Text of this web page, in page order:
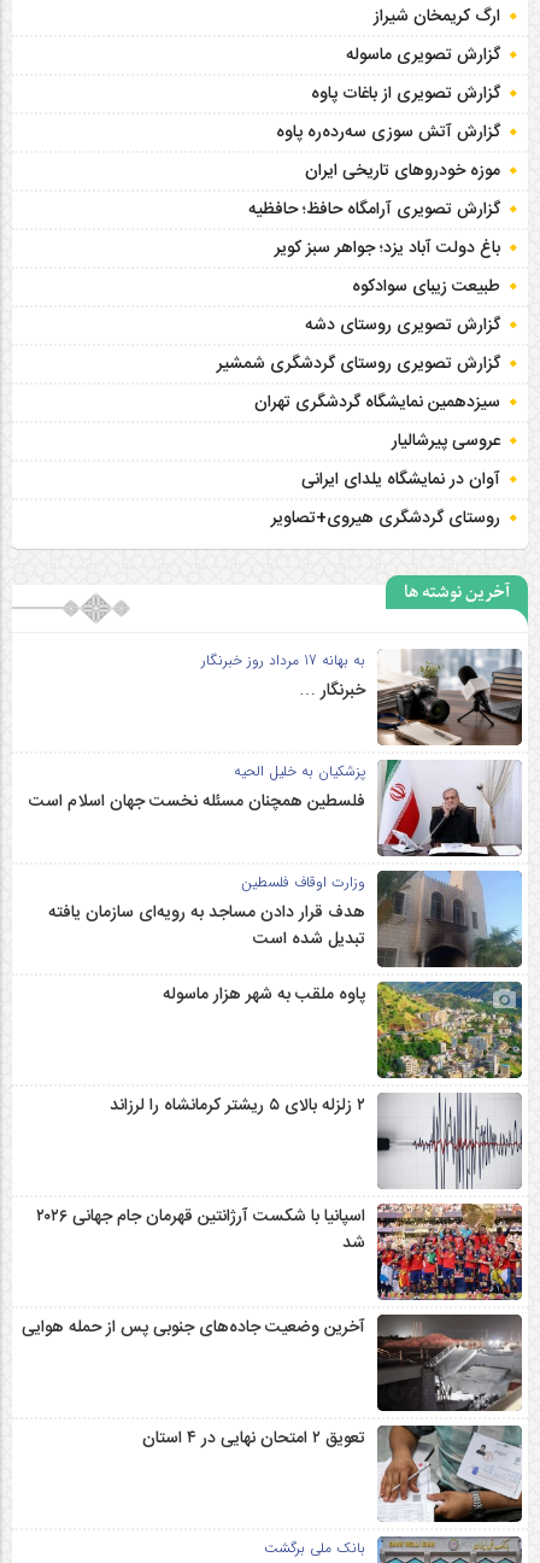
ارگ کریمخان شیراز
گزارش تصویری ماسوله
گزارش تصویری از باغات پاوه
گزارش آتش سوزی سەردەرە پاوه
موزه خودروهای تاریخی ایران
گزارش تصویری آرامگاه حافظ؛ حافظیه‎
باغ دولت آباد یزد؛ جواهر سبز کویر
طبیعت زیبای سوادکوه
گزارش تصویری روستای دشه
گزارش تصویری روستای گردشگری شمشیر
سیزدهمین نمایشگاه گردشگری تهران
عروسی پیرشالیار
آوان در نمایشگاه یلدای ایرانی
روستای گردشگری هیروی+تصاویر
آخرین نوشته ها
به بهانه 17 مرداد روز خبرنگار
خبرنگار …
پزشکیان به خلیل الحیه
فلسطین همچنان مسئله نخست جهان اسلام است
وزارت اوقاف فلسطین
هدف قرار دادن مساجد به رویه‌ای سازمان‌ یافته
تبدیل شده است
پاوه ملقب به شهر هزار ماسوله
۲ زلزله‌ بالای ۵ ریشتر کرمانشاه را لرزاند
اسپانیا با شکست آرژانتین قهرمان جام جهانی ۲۰۲۶
شد
آخرین وضعیت جاده‌های جنوبی پس از حمله هوایی
تعویق ۲ امتحان نهایی در ۴ استان
بانک ملی برگشت